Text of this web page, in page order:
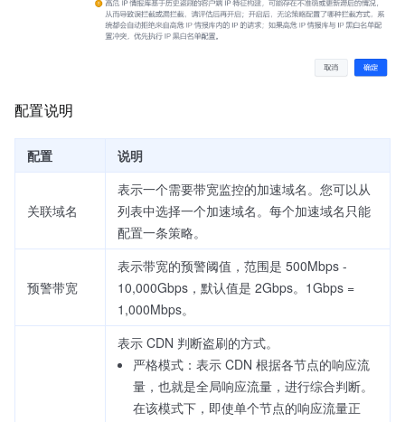
配置说明
配置 说明
关联域名
表示一个需要带宽监控的加速域名。您可以从
列表中选择一个加速域名。每个加速域名只能
配置一条策略。
预警带宽
表示带宽的预警阈值，范围是 500Mbps -
10,000Gbps，默认值是 2Gbps。1Gbps =
1,000Mbps。
表示 CDN 判断盗刷的方式。
严格模式：表示 CDN 根据各节点的响应流
量，也就是全局响应流量，进行综合判断。
在该模式下，即使单个节点的响应流量正